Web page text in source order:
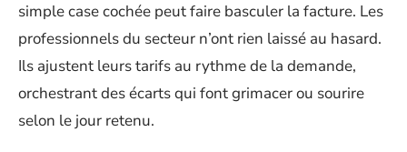
simple case cochée peut faire basculer la facture. Les
professionnels du secteur n’ont rien laissé au hasard.
Ils ajustent leurs tarifs au rythme de la demande,
orchestrant des écarts qui font grimacer ou sourire
selon le jour retenu.